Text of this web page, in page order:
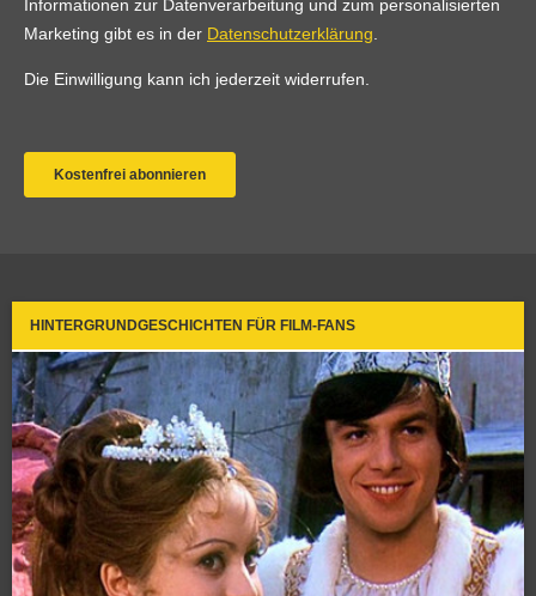
HINTERGRUNDGESCHICHTEN FÜR FILM-FANS